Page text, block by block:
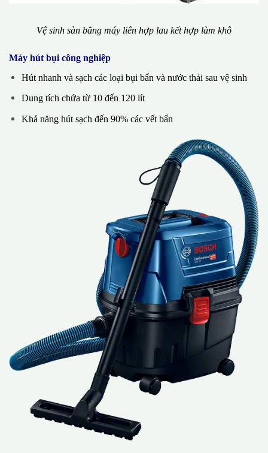
Vệ sinh sàn bằng máy liên hợp lau kết hợp làm khô
Máy hút bụi công nghiệp
Hút nhanh và sạch các loại bụi bẩn và nước thải sau vệ sinh
Dung tích chứa từ 10 đến 120 lít
Khả năng hút sạch đến 90% các vết bẩn